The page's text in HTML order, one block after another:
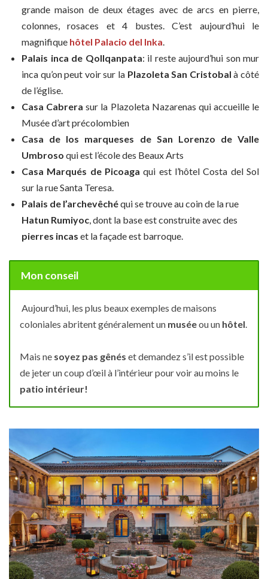
grande maison de deux étages avec de arcs en pierre,
colonnes, rosaces et 4 bustes. C’est aujourd’hui le
magnifique hôtel Palacio del Inka.
Palais inca de Qollqanpata: il reste aujourd’hui son mur
inca qu’on peut voir sur la Plazoleta San Cristobal à côté
de l’église.
Casa Cabrera sur la Plazoleta Nazarenas qui accueille le
Musée d’art précolombien
Casa de los marqueses de San Lorenzo de Valle
Umbroso qui est l’école des Beaux Arts
Casa Marqués de Picoaga qui est l’hôtel Costa del Sol
sur la rue Santa Teresa.
Palais de l’archevêchéqui se trouve au coin de la rue
Hatun Rumiyoc, dont la base est construite avec des
pierres incas et la façade est barroque.
Mon conseil
Aujourd’hui, les plus beaux exemples de maisons
coloniales abritent généralement un muséeou un hôtel.
Mais ne soyez pas gênés et demandez s’il est possible
de jeter un coup d’œil à l’intérieur pour voir au moins le
patio intérieur!